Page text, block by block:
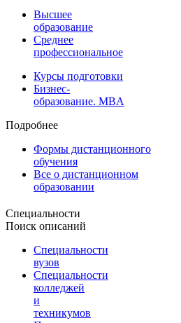
Высшее
образование
Среднее
профессиональное
Курсы подготовки
Бизнес-
образование. MBA
Подробнее
Формы дистанционного
обучения
Все о дистанционном
образовании
Специальности
Поиск описаний
Специальности
вузов
Специальности
колледжей
и
техникумов